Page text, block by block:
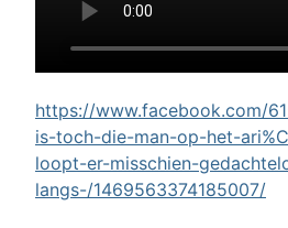
https://www.facebook.com/
is-toch-die-man-op-het-
loopt-er-misschien-
langs-/1469563374185007/